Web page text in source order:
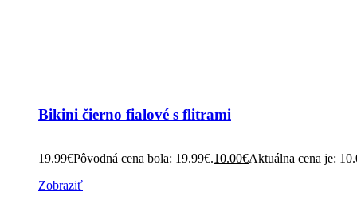
Bikini čierno fialové s flitrami
19.99€Pôvodná cena bola: 19.99€.10.00€Aktuálna cena je:
Zobraziť